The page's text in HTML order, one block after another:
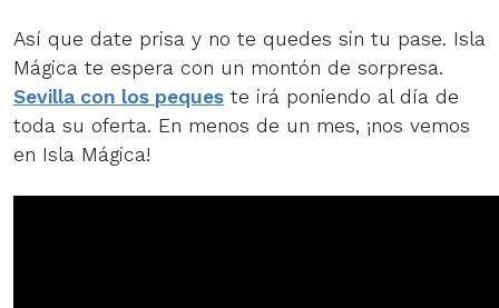
Así que date prisa y no te quedes sin tu pase. Isla
Mágica te espera con un montón de sorpresa.
Sevilla con los peques te irá poniendo al día de
toda su oferta. En menos de un mes, ¡nos vemos
en Isla Mágica!